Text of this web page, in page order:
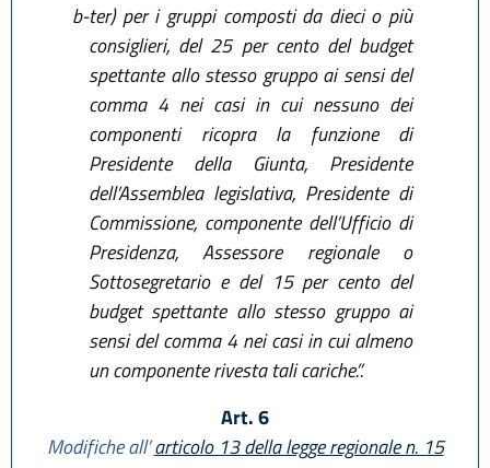
b-ter)per i gruppi composti da dieci o più
consiglieri, del 25 per cento del budget
spettante allo stesso gruppo ai sensi del
comma 4 nei casi in cui nessuno dei
componenti ricopra la funzione di
Presidente della Giunta, Presidente
dell’Assemblea legislativa, Presidente di
Commissione, componente dell’Ufficio di
Presidenza, Assessore regionale o
Sottosegretario e del 15 per cento del
budget spettante allo stesso gruppo ai
sensi del comma 4 nei casi in cui almeno
un componente rivesta tali cariche.”.
Art. 6
Modifiche all’articolo 13 della legge regionale n. 15